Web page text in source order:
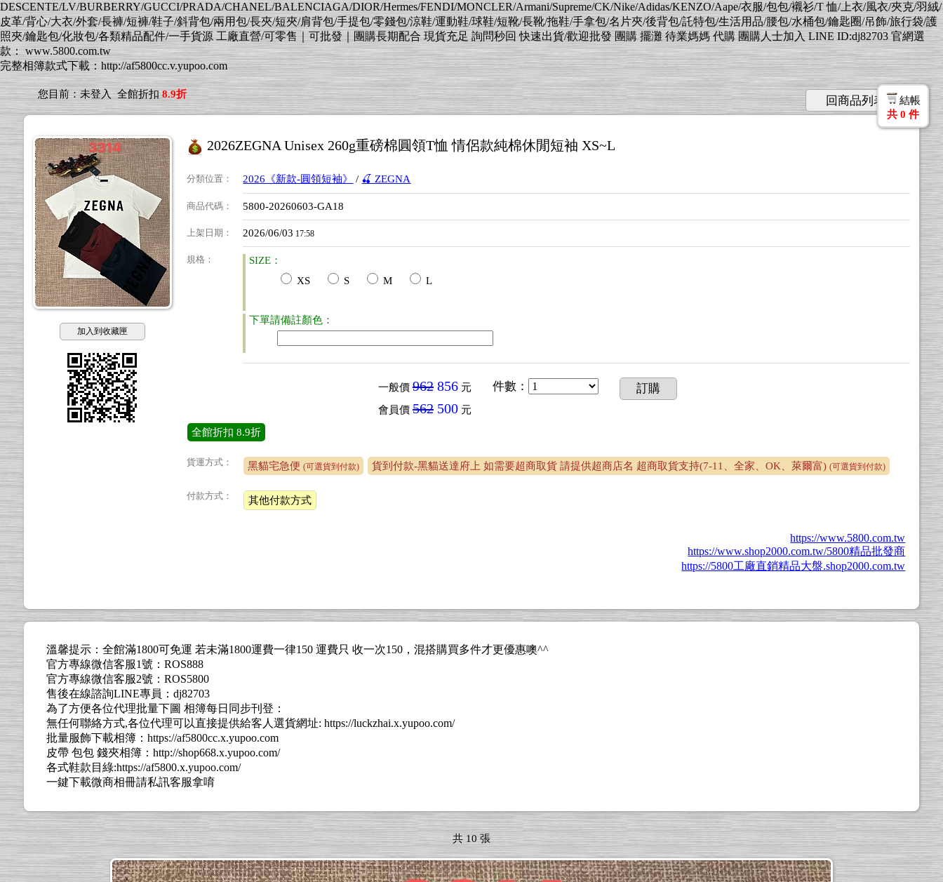
DESCENTE/LV/BURBERRY/GUCCI/PRADA/CHANEL/BALENCIAGA/DIOR/Hermes/FENDI/MONCLER/Armani/Supreme/CK/Nike/Adidas/KENZO/Aape/衣服/包包/襯衫/T 恤/上衣/風衣/夾克/羽絨/
皮革/背心/大衣/外套/長褲/短褲/鞋子/斜背包/兩用包/長夾/短夾/肩背包/手提包/零錢包/涼鞋/運動鞋/球鞋/短靴/長靴/拖鞋/手拿包/名片夾/後背包/託特包/生活用品/腰包/水桶包/鑰匙圈/吊飾/旅行袋/護
照夾/鑰匙包/化妝包/各類精品配件/一手貨源 工廠直營/可零售｜可批發｜團購長期配合 現貨充足 詢問秒回 快速出貨/歡迎批發 團購 擺灘 待業媽媽 代購 團購人士加入 LINE ID:dj82703 官網選
款： www.5800.com.tw
完整相簿款式下載：http://af5800cc.v.yupoo.com
您目前：未登入 全館折扣 8.9折 回商品列表
加入到收藏匣
2026ZEGNA Unisex 260g重磅棉圓領T恤 情侶款純棉休閒短袖 XS~L
分類位置 ： 2026《新款-圓領短袖》 / 🍒 ZEGNA
商品代碼 ： 5800-20260603-GA18
上架日期 ： 2026/06/03 17:58
規格 ：
SIZE：
XS
S M L
下單請備註顏色：
一般價 962856元
會員價 562500元
件數 ： 訂購
全館折扣 8.9折
貨運方式： 黑貓宅急便(可選貨到付款) 貨到付款-黑貓送達府上 如需要超商取貨 請提供超商店名 超商取貨支持(7-11、全家、OK、萊爾富)(可選貨到付款)
付款方式： 其他付款方式
https://www.5800.com.tw
https://www.shop2000.com.tw/5800精品批發商
https://5800工廠直銷精品大盤.shop2000.com.tw
結帳
共 0 件
溫馨提示：全館滿1800可免運 若未滿1800運費一律150 運費只 收一次150，混搭購買多件才更優惠噢^^
官方專線微信客服1號：ROS888
官方專線微信客服2號：ROS5800
售後在線諮詢LINE專員：dj82703
為了方便各位代理批量下圖 相簿每日同步刊登：
無任何聯絡方式,各位代理可以直接提供給客人選貨網址: https://luckzhai.x.yupoo.com/
批量服飾下載相簿：https://af5800cc.x.yupoo.com
皮帶 包包 錢夾相簿：http://shop668.x.yupoo.com/
各式鞋款目綠:https://af5800.x.yupoo.com/
一鍵下載微商相冊請私訊客服拿唷
共 10 張